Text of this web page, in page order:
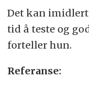
Det kan
tid å teste og
forteller hun.
Referanse: